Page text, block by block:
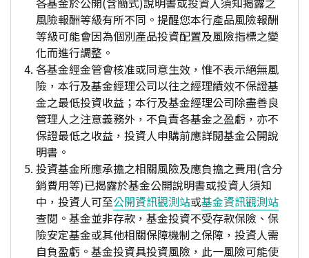
風險報酬等級有所不同。提醒您本行產品風險報酬
等級可能會因為個別產品投資配置及風險指標之變
化而進行調整。
各基金經金管會核准或同意生效，惟不表示絕無風
險，本行及基金經理公司以往之經理績效不保證基
金之最低投資收益；本行及基金經理公司除盡善良
管理人之注意義務外，不負責各基金之盈虧，亦不
保證最低之收益，投資人申購前應詳閱基金公開說
明書。
投資基金所應承擔之相關風險及應負擔之費用(含分
銷費用等)已揭露於基金公開說明書或投資人須知
中，投資人可至公開資訊觀測站或基金資訊觀測站
查閱。基金並非存款，基金投資不受存款保險、保
險安定基金或其他相關保障機制之保障，投資人需
自負盈虧。基金投資具投資風險，此一風險可能使